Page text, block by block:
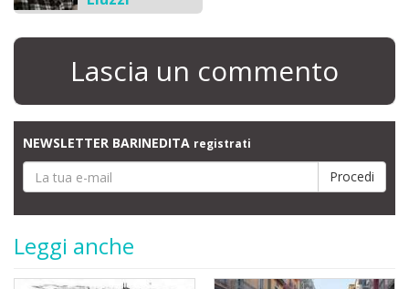
Lascia un commento
NEWSLETTER BARINEDITA registrati
Leggi anche